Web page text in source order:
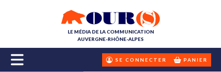
LE MÉDIA DE LA COMMUNICATION
AUVERGNE-RHÔNE-ALPES
SE CONNECTER PANIER